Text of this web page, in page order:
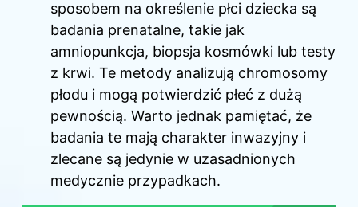
sposobem na określenie płci dziecka są
badania prenatalne, takie jak
amniopunkcja, biopsja kosmówki lub testy
z krwi. Te metody analizują chromosomy
płodu i mogą potwierdzić płeć z dużą
pewnością. Warto jednak pamiętać, że
badania te mają charakter inwazyjny i
zlecane są jedynie w uzasadnionych
medycznie przypadkach.